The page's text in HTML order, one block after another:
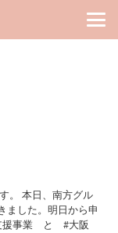
。 本日、南方グル
ました。明日から申
援事業 と #大阪